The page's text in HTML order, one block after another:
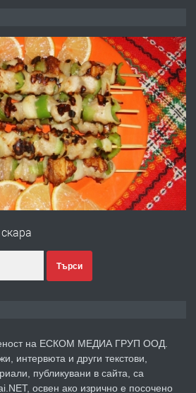
преди 1 година
поход "По стъпките на Ангел
преди 1 година
на малки детайли за
преди 1 година
Търси
на ЕСКОМ МЕДИА ГРУП ООД.
интервюта и други текстови,
публикувани в сайта, са
освен ако изрично е посочено